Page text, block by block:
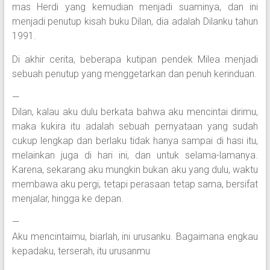
mas Herdi yang kemudian menjadi suaminya, dan ini
menjadi penutup kisah buku Dilan, dia adalah Dilanku tahun
1991.
Di akhir cerita, beberapa kutipan pendek Milea menjadi
sebuah penutup yang menggetarkan dan penuh kerinduan.
—
Dilan, kalau aku dulu berkata bahwa aku mencintai dirimu,
maka kukira itu adalah sebuah pernyataan yang sudah
cukup lengkap dan berlaku tidak hanya sampai di hasi itu,
melainkan juga di hari ini, dan untuk selama-lamanya.
Karena, sekarang aku mungkin bukan aku yang dulu, waktu
membawa aku pergi, tetapi perasaan tetap sama, bersifat
menjalar, hingga ke depan.
—
Aku mencintaimu, biarlah, ini urusanku. Bagaimana engkau
kepadaku, terserah, itu urusanmu